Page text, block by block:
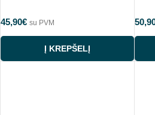
45,90€ su PVM
Į KREPŠELĮ